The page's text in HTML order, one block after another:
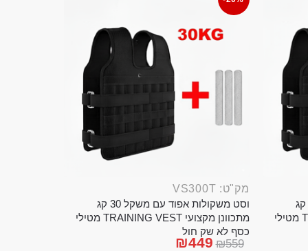
וסט משקולות אפוד עם משקל 20 קג
מתכוונן מקצועי TRAINING VEST מטילי
מק"ט: VS300T
וסט משקולות אפוד עם משקל 30 קג
מתכוונן מקצועי TRAINING VEST מטילי
כסף לא שק חול
₪559
₪449